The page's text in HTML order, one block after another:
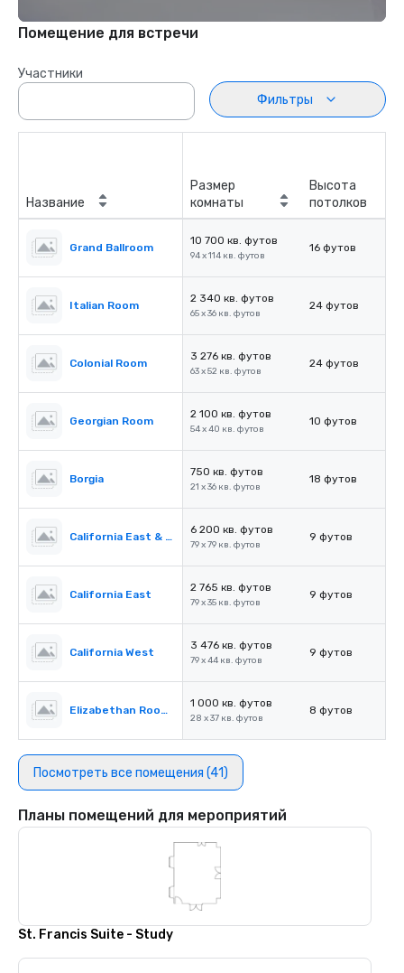
Помещение для встречи
Участники
Фильтры
Название
Размер
комнаты
Высота
потолков
Grand Ballroom
10 700 кв. футов
94 x 114 кв. футов
16 футов
Italian Room
2 340 кв. футов
65 x 36 кв. футов
24 футов
Colonial Room
3 276 кв. футов
63 x 52 кв. футов
24 футов
Georgian Room
2 100 кв. футов
54 x 40 кв. футов
10 футов
Borgia
750 кв. футов
21 x 36 кв. футов
18 футов
California East & West
6 200 кв. футов
79 x 79 кв. футов
9 футов
California East
2 765 кв. футов
79 x 35 кв. футов
9 футов
California West
3 476 кв. футов
79 x 44 кв. футов
9 футов
Elizabethan Room A
1 000 кв. футов
28 x 37 кв. футов
8 футов
Посмотреть все помещения (41)
Планы помещений для мероприятий
St. Francis Suite - Study